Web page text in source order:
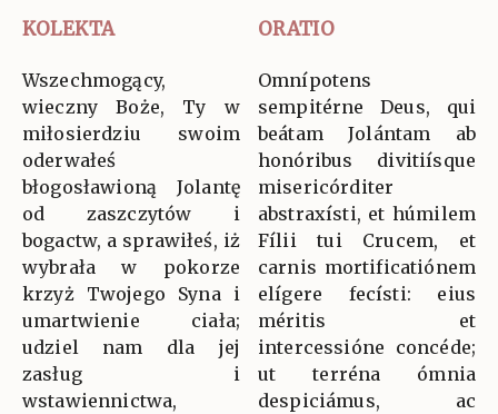
KOLEKTA ORATIO
Wszechmogący,
wieczny Boże, Ty w
miłosierdziu swoim
oderwałeś
błogosławioną Jolantę
od zaszczytów i
bogactw, a sprawiłeś, iż
wybrała w pokorze
krzyż Twojego Syna i
umartwienie ciała;
udziel nam dla jej
zasług i
wstawiennictwa,
Omnípotens
sempitérne Deus, qui
beátam Jolántam ab
honóribus divitiísque
misericórditer
abstraxísti, et húmilem
Fílii tui Crucem, et
carnis mortificatiónem
elígere fecísti: eius
méritis et
intercessióne concéde;
ut terréna ómnia
despiciámus, ac